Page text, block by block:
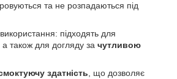
та не розпадаються під
підходять для
а також для догляду за чутливою
здатність , що дозволяє